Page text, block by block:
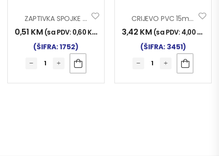
ZAPTIVKA SPOJKE ZR.
0,51 KM (sa PDV: 0,60 KM
(ŠIFRA: 1752)
CRIJEVO PVC 15mm T
3,42 KM (sa PDV: 4,00 KM
(ŠIFRA: 3451)